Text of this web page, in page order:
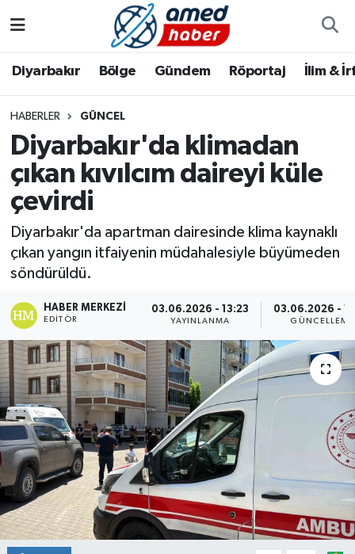
Diyarbakır Bölge Gündem Röportaj İlim &
HABERLER GÜNCEL
Diyarbakır'da klimadan
çıkan kıvılcım daireyi küle
çevirdi
Diyarbakır'da apartman dairesinde klima kaynaklı
çıkan yangın itfaiyenin müdahalesiyle büyümeden
söndürüldü.
HABER MERKEZI
EDITÖR
03.06.2026 - 13:23
YAYINLANMA
03.06.2026 -
GÜNCELLEME
Bölge
Röportaj
Foto Galeri
Aile
Asayiş
Bilim & Teknoloji
Dünya
Eğitim
Ekonomi
Genel
Güncel
Gündem
İlim & İrfan
Kültür & Sanat
Diyarbakır Hava Durumu
Diyarbakır Namaz Vakitleri
Diyarbakır Trafik Yoğunluk Haritası
Tüm Manşetler
Son Dakika Haberleri
Haber Arşivi